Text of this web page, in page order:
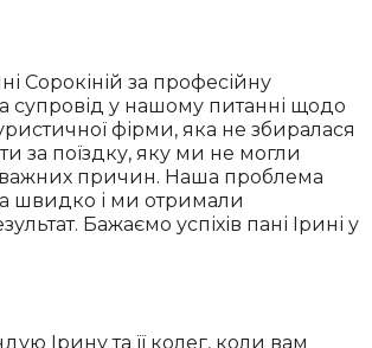
Сорокіній за професійну
супровід у нашому питанні щодо
фірми, яка не збиралася
за поїздку, яку ми не могли
причин. Наша проблема
швидко і ми отримали
Бажаємо успіхів пані Ірині у
Ірину та її колег, коли вам